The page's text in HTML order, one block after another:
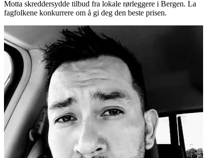
Motta skreddersydde tilbud fra lokale rørleggere i Bergen. La
fagfolkene konkurrere om å gi deg den beste prisen.